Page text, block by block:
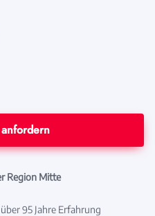
Region Mitte
95 Jahre Erfahrung